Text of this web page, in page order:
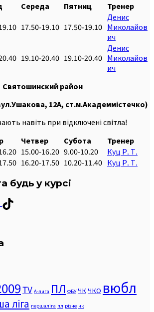
Середа Пятниц Тренер
17.50-19.10 17.50-19.10
Денис
Миколайов
ич
19.10-20.40 19.10-20.40
Денис
Миколайов
ич
Святошинский район
12А, ст.м.Академмістечко)
навіть при відключені світла!
Четвер Субота
Тренер
15.00-16.20 9.00-10.20
Куц Р. Т.
16.20-17.50 10.20-11.40 Куц Р. Т.
будь у курсі
TV А-лига ПЛ ФБУ ЧКЧКО вюбл
ліга першаліга пл різне чк